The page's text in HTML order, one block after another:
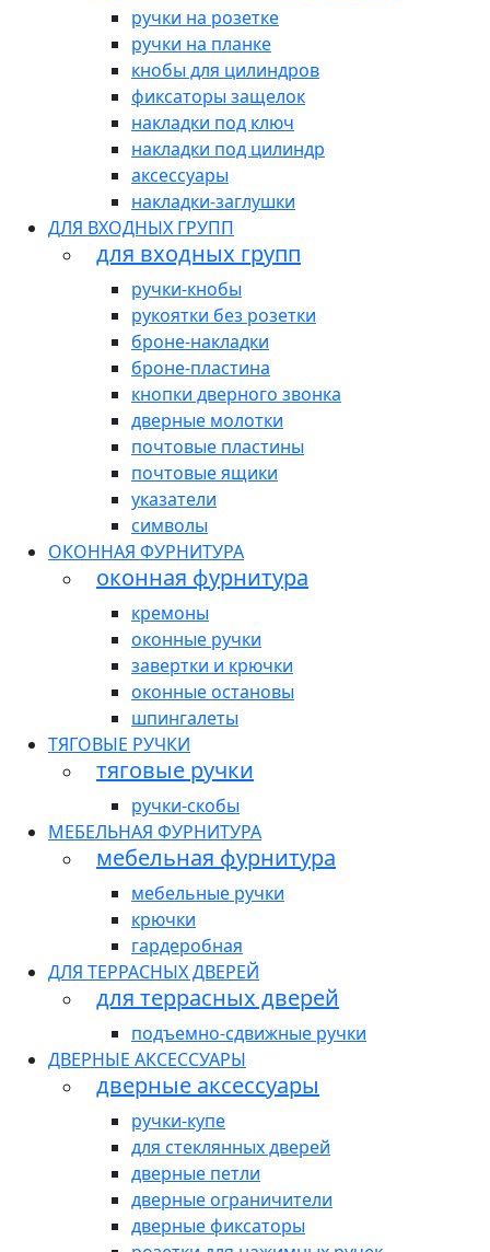
ручки на розетке
ручки на планке
кнобы для цилиндров
фиксаторы защелок
накладки под ключ
накладки под цилиндр
аксессуары
накладки-заглушки
ДЛЯ ВХОДНЫХ ГРУПП
для входных групп
ручки-кнобы
рукоятки без розетки
броне-накладки
броне-пластина
кнопки дверного звонка
дверные молотки
почтовые пластины
почтовые ящики
указатели
символы
ОКОННАЯ ФУРНИТУРА
оконная фурнитура
кремоны
оконные ручки
завертки и крючки
оконные остановы
шпингалеты
ТЯГОВЫЕ РУЧКИ
тяговые ручки
ручки-скобы
МЕБЕЛЬНАЯ ФУРНИТУРА
мебельная фурнитура
мебельные ручки
крючки
гардеробная
ДЛЯ ТЕРРАСНЫХ ДВЕРЕЙ
для террасных дверей
подъемно-сдвижные ручки
ДВЕРНЫЕ АКСЕССУАРЫ
дверные аксессуары
ручки-купе
для стеклянных дверей
дверные петли
дверные ограничители
дверные фиксаторы